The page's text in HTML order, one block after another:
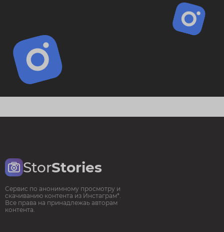
StorStories
Сервис по анонимному просмотру и
скачиванию контента из Инстаграм*.
Все права на принадлежаь авторам
контента.